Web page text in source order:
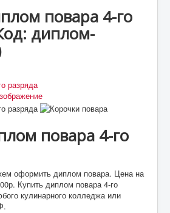
СПБ: +7(812)987-53-69
повара 4-го
диплом-
повара 4-го
оформить диплом повара. Цена на
Купить диплом повара 4-го
кулинарного колледжа или